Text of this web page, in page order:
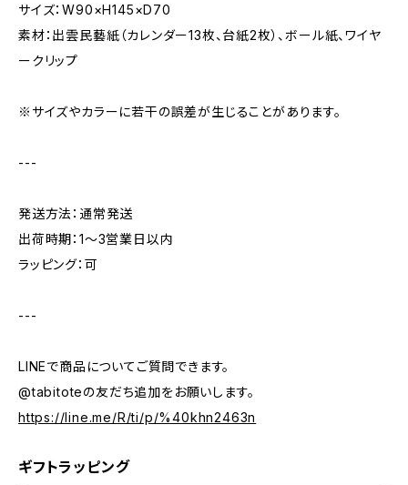
サイズ：W90×H145×D70
素材：出雲民藝紙（カレンダー13枚、台紙2枚）、ボール紙、ワイヤ
ークリップ
※サイズやカラーに若干の誤差が生じることがあります。
---
発送方法：通常発送
出荷時期：1〜3営業日以内
ラッピング：可
---
LINEで商品についてご質問できます。
@tabitoteの友だち追加をお願いします。
https://line.me/R/ti/p/%40khn2463n
ギフトラッピング